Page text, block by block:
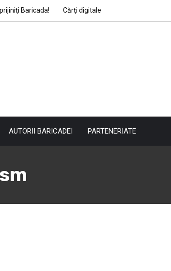
Baricada! Cărţi digitale
AUTORII BARICADEI PARTENERIATE